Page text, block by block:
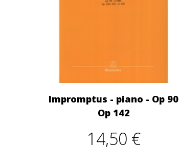
Impromptus - piano - Op 90
Op 142
14,50 €